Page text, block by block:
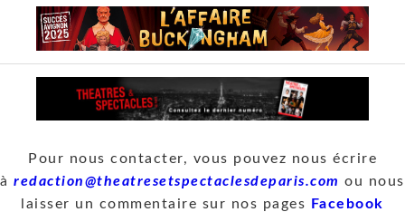
Pour nous contacter, vous pouvez nous écrire
àredaction@theatresetspectaclesdeparis.com ou nous
laisser un commentaire sur nos pages
Facebook